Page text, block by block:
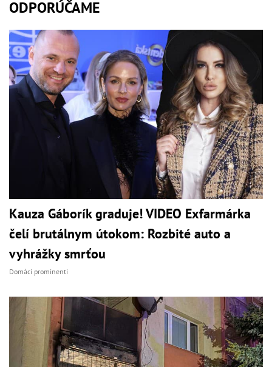
ODPORÚČAME
Kauza Gáborík graduje! VIDEO Exfarmárka
čelí brutálnym útokom: Rozbité auto a
vyhrážky smrťou
Domáci prominenti